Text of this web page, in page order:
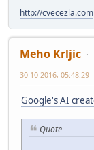
http://cvecezla.com
Meho Krljic
30-10-2016, 05:48:29
Google's AI
Quote